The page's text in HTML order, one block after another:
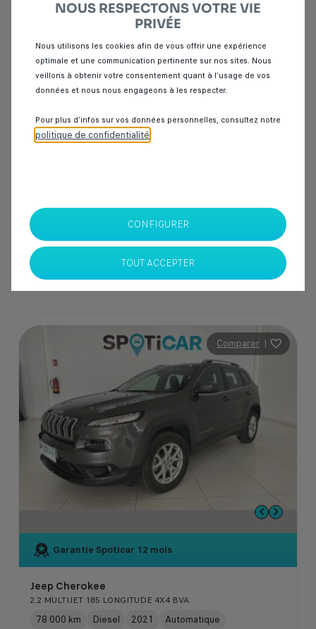
Garantie Spoticar12 mois
Jeep Compass
1.5 GSE T4
Comparer |
Garantie Spoticar 12 mois
Jeep Cherokee
2.2 MULTIJET 185 LONGITUDE 4X4 BVA
78 000 km Diesel 2021 Automatique
NOUS RESPECTONS VOTRE VIE
PRIVÉE
Nous utilisons les cookies afin de vous offrir une expérience
optimale et une communication pertinente sur nos sites. Nous
veillons à obtenir votre consentement quant à l’usage de vos
données et nous nous engageons à les respecter.
Pour plus d’infos sur vos données personnelles, consultez notre
politique de confidentialité
CONFIGURER
TOUT ACCEPTER